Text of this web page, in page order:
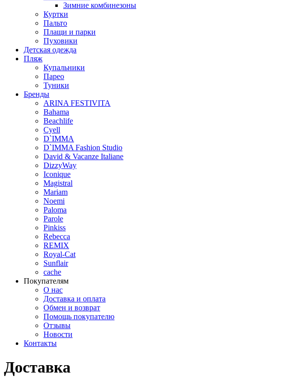
Зимние комбинезоны
Куртки
Пальто
Плащи и парки
Пуховики
Детская одежда
Пляж
Купальники
Парео
Туники
Бренды
ARINA FESTIVITA
Bahama
Beachlife
Cyell
D`IMMA
D`IMMA Fashion Studio
David & Vacanze Italiane
DizzyWay
Iconique
Magistral
Mariam
Noemi
Paloma
Parole
Pinkiss
Rebecca
REMIX
Royal-Cat
Sunflair
cache
Покупателям
О нас
Доставка и оплата
Обмен и возврат
Помощь покупателю
Отзывы
Новости
Контакты
Доставка